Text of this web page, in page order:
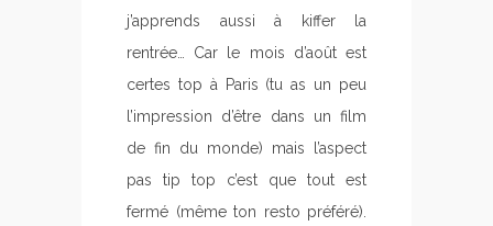
j’apprends aussi à kiffer la
rentrée… Car le mois d’août est
certes top à Paris (tu as un peu
l’impression d’être dans un film
de fin du monde) mais l’aspect
pas tip top c’est que tout est
fermé (même ton resto préféré).